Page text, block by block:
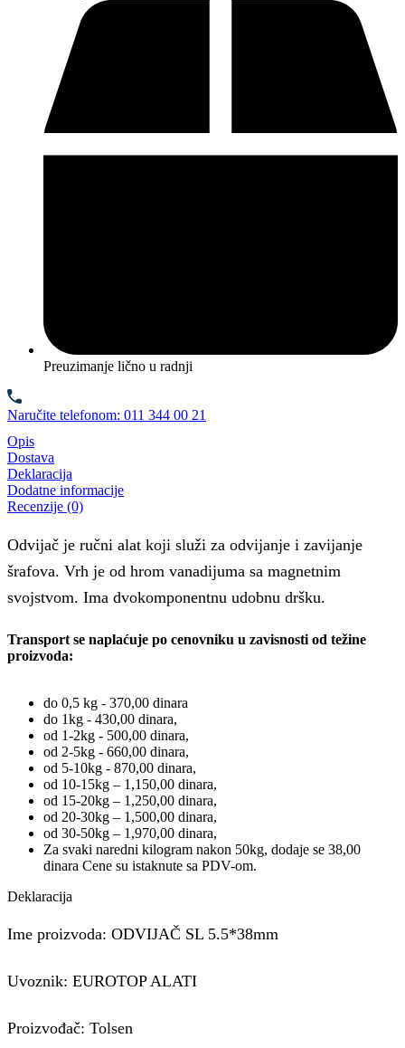
Preuzimanje lično u radnji
Naručite telefonom: 011 344 00 21
Opis
Dostava
Deklaracija
Dodatne informacije
Recenzije (0)
Odvijač je ručni alat koji služi za odvijanje i zavijanje
šrafova. Vrh je od hrom vanadijuma sa magnetnim
svojstvom. Ima dvokomponentnu udobnu dršku.
Transport se naplaćuje po cenovniku u zavisnosti od težine
proizvoda:
do 0,5 kg - 370,00 dinara
do 1kg - 430,00 dinara,
od 1-2kg - 500,00 dinara,
od 2-5kg - 660,00 dinara,
od 5-10kg - 870,00 dinara,
od 10-15kg – 1,150,00 dinara,
od 15-20kg – 1,250,00 dinara,
od 20-30kg – 1,500,00 dinara,
od 30-50kg – 1,970,00 dinara,
Za svaki naredni kilogram nakon 50kg, dodaje se 38,00
dinara Cene su istaknute sa PDV-om.
Deklaracija
Ime proizvoda: ODVIJAČ SL 5.5*38mm
Uvoznik: EUROTOP ALATI
Proizvođač: Tolsen